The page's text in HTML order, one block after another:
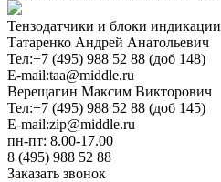
Тензодатчики и блоки индикации
Татаренко Андрей Анатольевич
Тел:+7 (495) 988 52 88 (доб 148)
E-mail:taa@middle.ru
Верещагин Максим Викторович
Тел:+7 (495) 988 52 88 (доб 145)
E-mail:zip@middle.ru
пн-пт: 8.00-17.00
8 (495) 988 52 88
Заказать звонок